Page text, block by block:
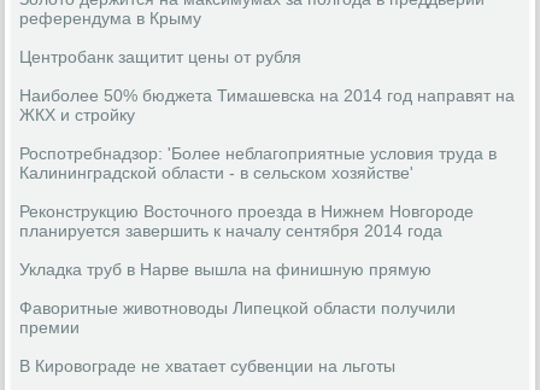
референдума в Крыму
Центробанк защитит цены от рубля
Наиболее 50% бюджета Тимашевска на 2014 год направят на
ЖКХ и стройку
Роспотребнадзор: 'Более неблагоприятные условия труда в
Калининградской области - в сельском хозяйстве'
Реконструкцию Восточного проезда в Нижнем Новгороде
планируется завершить к началу сентября 2014 года
Укладка труб в Нарве вышла на финишную прямую
Фаворитные животноводы Липецкой области получили
премии
В Кировограде не хватает субвенции на льготы